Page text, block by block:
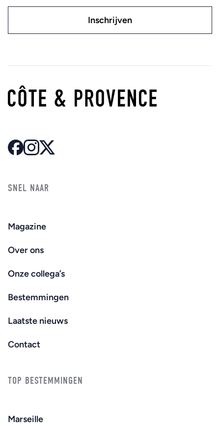
SNEL NAAR
Magazine
Over ons
Onze collega’s
Bestemmingen
Laatste nieuws
Contact
TOP BESTEMMINGEN
Marseille